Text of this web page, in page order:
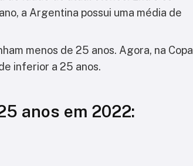
a Argentina possui uma média de
menos de 25 anos. Agora, na Copa
inferior a 25 anos.
anos em 2022: